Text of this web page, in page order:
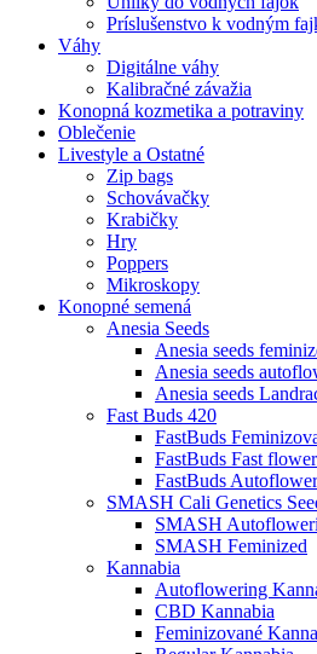
Príslušenstvo k vodným
Váhy
Digitálne váhy
Kalibračné závažia
Konopná kozmetika a potraviny
Oblečenie
Livestyle a Ostatné
Zip bags
Schovávačky
Krabičky
Hry
Poppers
Mikroskopy
Konopné semená
Anesia Seeds
Anesia seeds
Anesia seeds
Anesia seeds
Fast Buds 420
FastBuds
FastBuds Fast
FastBuds
SMASH Cali Genetics
SMASH
SMASH Feminized
Kannabia
Autoflowering
CBD Kannabia
Feminizované